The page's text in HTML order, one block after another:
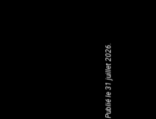
Publié le 31 juillet 2026.